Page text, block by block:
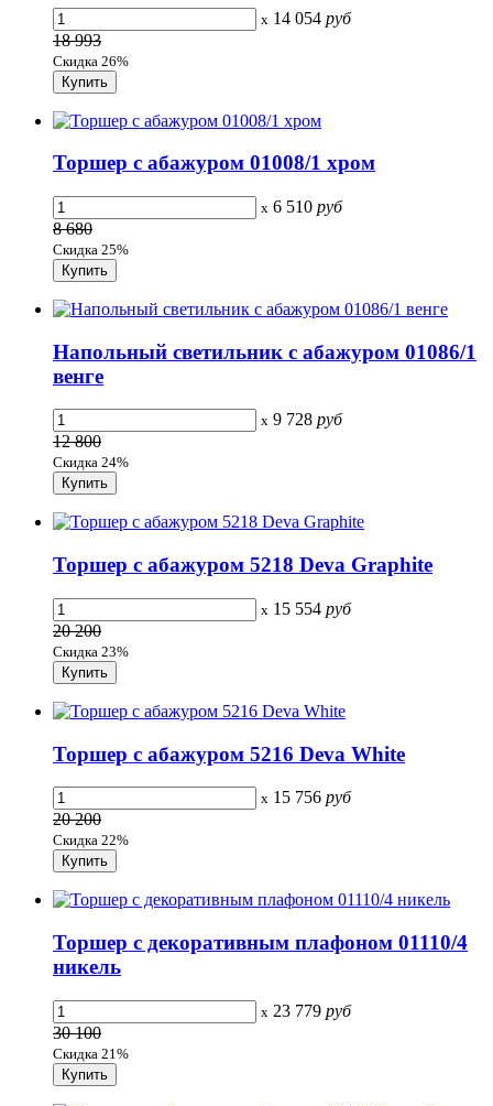
x 14 054 руб
18 993
Скидка 26%
Торшер с абажуром 01008/1 хром
x 6 510 руб
8 680
Скидка 25%
Напольный светильник с абажуром 01086/1
венге
x 9 728 руб
12 800
Скидка 24%
Торшер с абажуром 5218 Deva Graphite
x 15 554 руб
20 200
Скидка 23%
Торшер с абажуром 5216 Deva White
x 15 756 руб
20 200
Скидка 22%
Торшер с декоративным плафоном 01110/4
никель
x 23 779 руб
30 100
Скидка 21%